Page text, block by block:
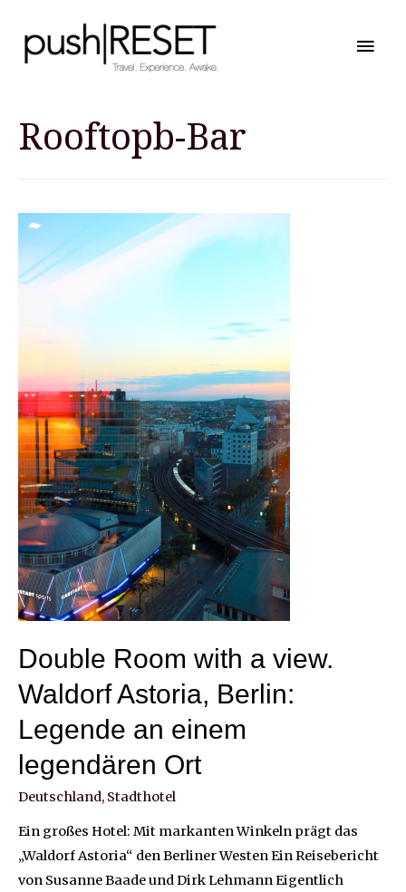
Rooftopb-Bar
Double Room with a view.
Waldorf Astoria, Berlin:
Legende an einem
legendären Ort
Deutschland, Stadthotel
Ein großes Hotel: Mit markanten Winkeln prägt das
„Waldorf Astoria“ den Berliner Westen Ein Reisebericht
von Susanne Baade und Dirk Lehmann Eigentlich